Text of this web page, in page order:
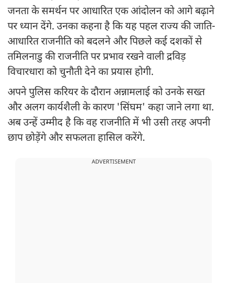
जनता के समर्थन पर आधारित एक आंदोलन को आगे बढ़ाने
पर ध्यान देंगे. उनका कहना है कि यह पहल राज्य की जाति-
आधारित राजनीति को बदलने और पिछले कई दशकों से
तमिलनाडु की राजनीति पर प्रभाव रखने वाली द्रविड़
विचारधारा को चुनौती देने का प्रयास होगी.
अपने पुलिस करियर के दौरान अन्नामलाई को उनके सख्त
और अलग कार्यशैली के कारण 'सिंघम' कहा जाने लगा था.
अब उन्हें उम्मीद है कि वह राजनीति में भी उसी तरह अपनी
छाप छोड़ेंगे और सफलता हासिल करेंगे.
ADVERTISEMENT